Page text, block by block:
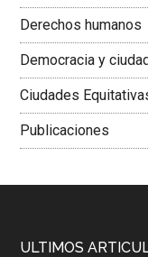
Derechos humanos
Democracia y
Ciudades
Publicaciones
ULTIMOS